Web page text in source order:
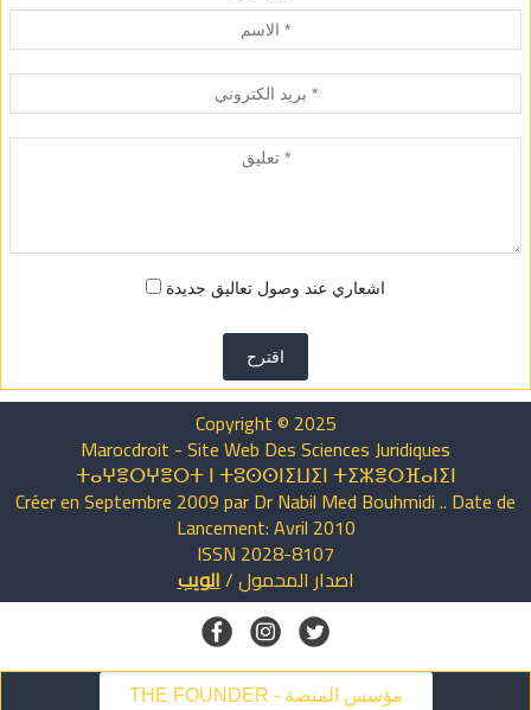
اشعاري عند وصول تعاليق جديدة
اقترح
Copyright © 2025
Marocdroit - Site Web Des Sciences Juridiques
ⵜⴰⵖⴻⵔⵖⴻⵔⵜ ⵏ ⵜⵓⵙⵙⵏⵉⵡⵉⵏ ⵜⵉⵣⴻⵔⴼⴰⵏⵉⵏ
Créer en Septembre 2009 par Dr Nabil Med Bouhmidi .. Date de
Lancement: Avril 2010
ISSN 2028-8107
اصدار المحمول/الويب
THE FOUNDER - مؤسس المنصة